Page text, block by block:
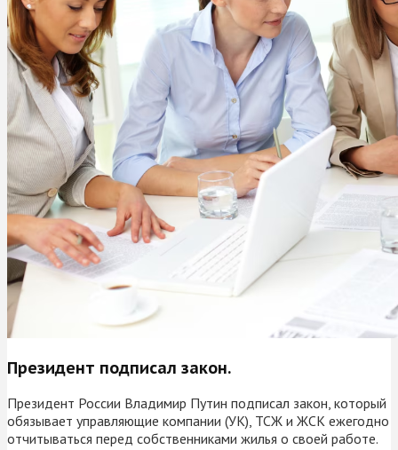
Президент подписал закон.
Президент России Владимир Путин подписал закон, который
обязывает управляющие компании (УК), ТСЖ и ЖСК ежегодно
отчитываться перед собственниками жилья о своей работе.